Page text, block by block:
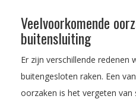
Veelvoorkomende
buitensluiting
Er zijn verschillende redenen
buitengesloten raken. Een
oorzaken is het vergeten van